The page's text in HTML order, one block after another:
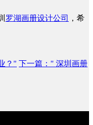
罗湖画册设计公司
，希
？" 下一篇 ：" 深圳画册